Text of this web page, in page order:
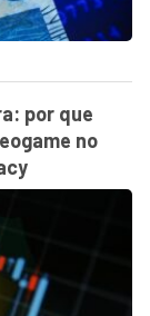
por que
no